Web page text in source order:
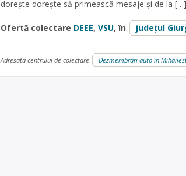
dorește dorește să primească mesaje și de la […]
Ofertă colectare DEEE, VSU, în județul
Adresată centrului de colectare Dezmembrări auto în